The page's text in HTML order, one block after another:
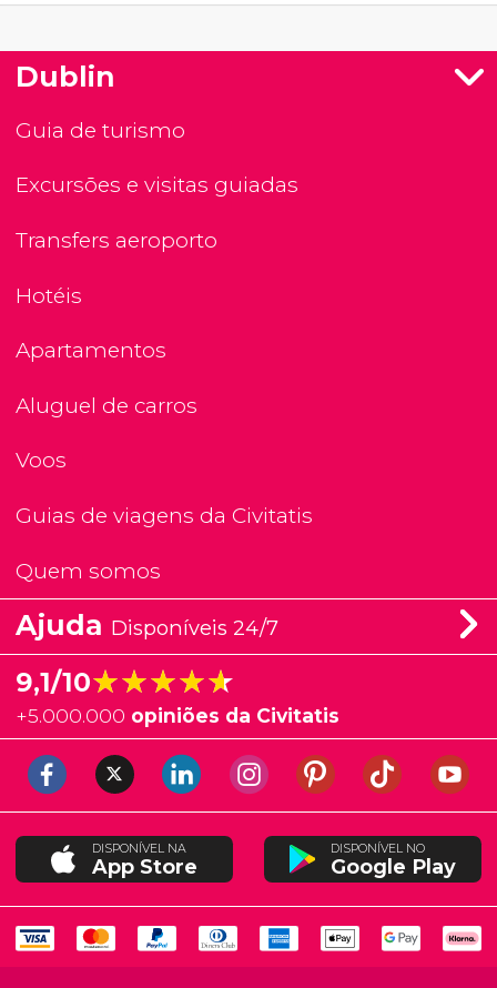
Dublin
Guia de turismo
Excursões e visitas guiadas
Transfers aeroporto
Hotéis
Apartamentos
Aluguel de carros
Voos
Guias de viagens da Civitatis
Quem somos
Ajuda Disponíveis 24/7
9,1/10★★★★★
★★★★★
+5.000.000 opiniões da Civitatis
DISPONÍVEL NA
App Store
DISPONÍVEL NO
Google Play